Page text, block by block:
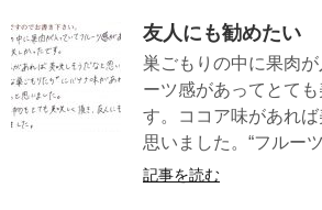
友人にも勧めたい
巣ごもりの中に果肉
ーツ感があってとて
す。ココア味があれ
思いました。“フルー
記事を読む